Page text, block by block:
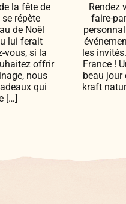
la fête de
répète
de Noël
lui ferait
vous, si la
offrir
nous
qui
[…]
Rendez
faire-
les
France !
beau jour
kraft